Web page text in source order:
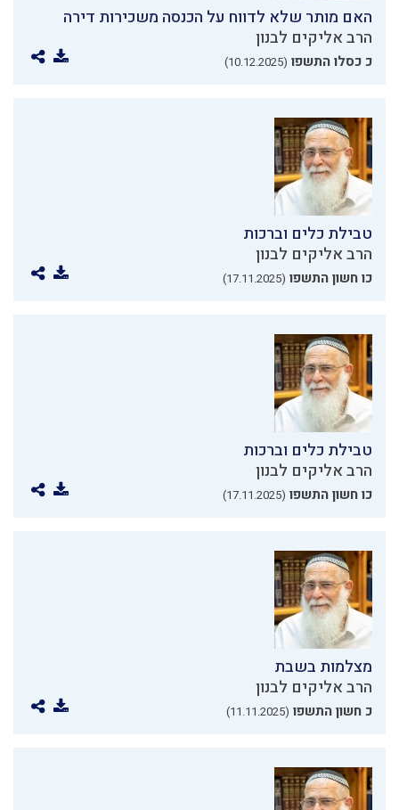
האם מותר שלא לדווח על הכנסה משכירות דירה
הרב אליקים לבנון
כ כסלו התשפו (10.12.2025)
טבילת כלים וברכות
הרב אליקים לבנון
כו חשון התשפו (17.11.2025)
טבילת כלים וברכות
הרב אליקים לבנון
כו חשון התשפו (17.11.2025)
מצלמות בשבת
הרב אליקים לבנון
כ חשון התשפו (11.11.2025)